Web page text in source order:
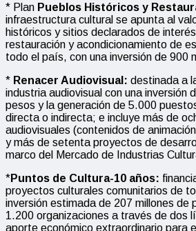
* Plan Pueblos Históricos y
infraestructura cultural se apunta al
históricos y sitios declarados de
restauración y acondicionamiento de
todo el país, con una inversión de 900
* Renacer Audiovisual: destinada a
industria audiovisual con una inversión
pesos y la generación de 5.000
directa o indirecta; e incluye más de
audiovisuales (contenidos de
y más de setenta proyectos de
marco del Mercado de Industrias
*Puntos de Cultura-10 años:
proyectos culturales comunitarios de
inversión estimada de 207 millones de
1.200 organizaciones a través de dos
aporte económico extraordinario para